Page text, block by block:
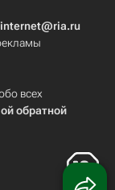
всех
обратной